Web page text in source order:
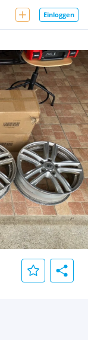
Einloggen